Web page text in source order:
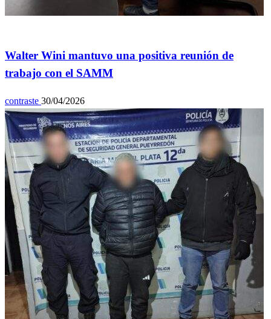
Walter Wini mantuvo una positiva reunión de
trabajo con el SAMM
contraste 30/04/2026